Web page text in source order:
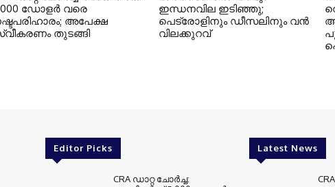
ഡോളർ വരെ
അപേക്ഷ
തുടങ്ങി
ഇന്ധനവില ഇടിഞ്ഞു;
പെട്രോളിനും ഡീസലിനും വൻ
വിലക്കുറവ്
Editor Picks
CRA ഡാറ്റ ചോർച്ച:
Latest News